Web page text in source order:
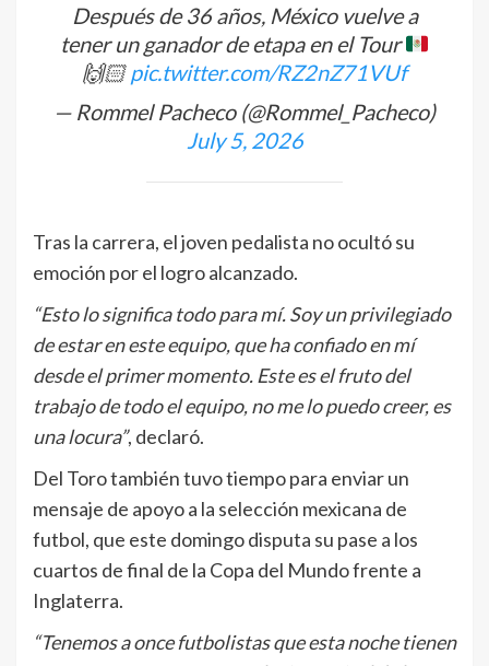
Después de 36 años, México vuelve a
tener un ganador de etapa en el Tour
🙌🏻 pic.twitter.com/RZ2nZ71VUf
— Rommel Pacheco (@Rommel_Pacheco)
July 5, 2026
Tras la carrera, el joven pedalista no ocultó su
emoción por el logro alcanzado.
“Esto lo significa todo para mí. Soy un privilegiado
de estar en este equipo, que ha confiado en mí
desde el primer momento. Este es el fruto del
trabajo de todo el equipo, no me lo puedo creer, es
una locura”, declaró.
Del Toro también tuvo tiempo para enviar un
mensaje de apoyo a la selección mexicana de
futbol, que este domingo disputa su pase a los
cuartos de final de la Copa del Mundo frente a
Inglaterra.
“Tenemos a once futbolistas que esta noche tienen